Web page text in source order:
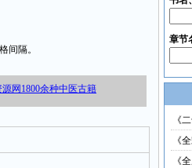
《
《
《